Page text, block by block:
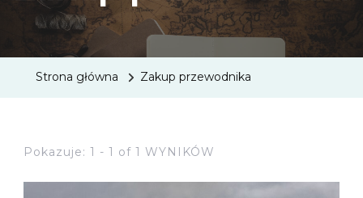
Strona główna Zakup przewodnika
Pokazuje: 1 - 1 of 1 WYNIKÓW